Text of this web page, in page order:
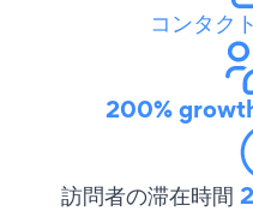
コンタク
200%
訪問者の滞在時間